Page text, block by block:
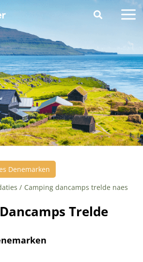
Denemarken
Camping dancamps trelde naes
Trelde